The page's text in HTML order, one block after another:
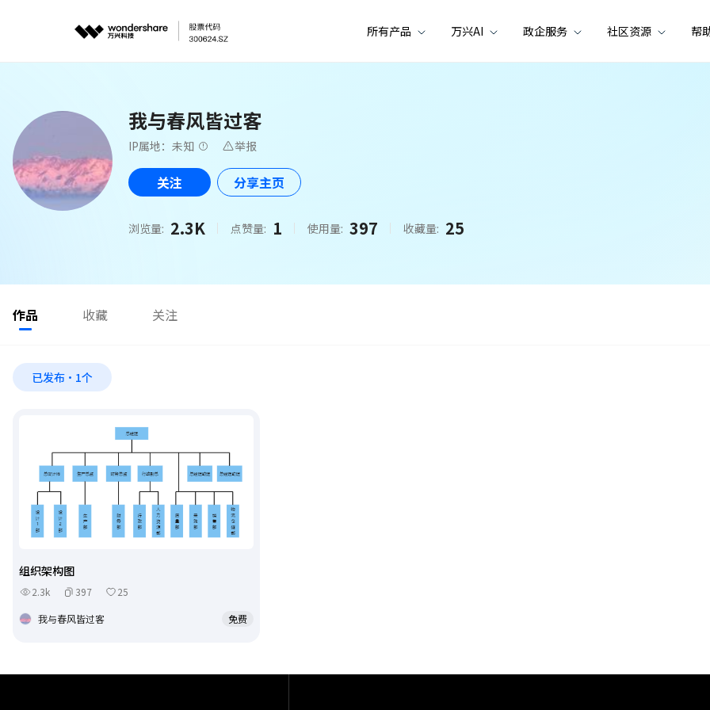
所有产品 万兴AI 政企服务 社区资源 帮
我与春风皆过客
IP属地：未知 举报
关注 分享主页
浏览量: 2.3K 点赞量: 1 使用量: 397 收藏量: 25
作品 收藏 关注
已发布·1个
组织架构图
2.3k 397
25
我与春风皆过客
免费